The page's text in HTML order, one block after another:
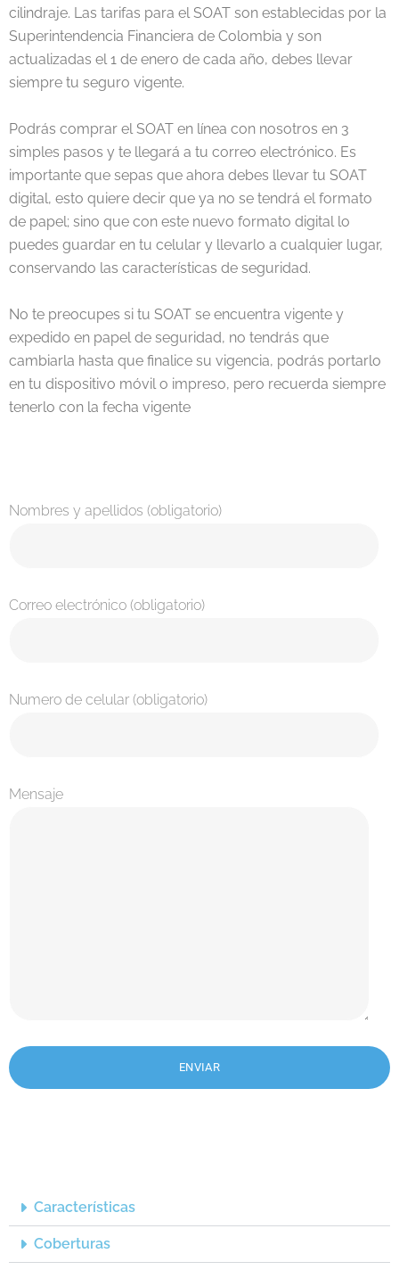
cilindraje. Las tarifas para el SOAT son establecidas por la
Superintendencia Financiera de Colombia y son
actualizadas el 1 de enero de cada año, debes llevar
siempre tu seguro vigente.
Podrás comprar el SOAT en línea con nosotros en 3
simples pasos y te llegará a tu correo electrónico. Es
importante que sepas que ahora debes llevar tu SOAT
digital, esto quiere decir que ya no se tendrá el formato
de papel; sino que con este nuevo formato digital lo
puedes guardar en tu celular y llevarlo a cualquier lugar,
conservando las características de seguridad.
No te preocupes si tu SOAT se encuentra vigente y
expedido en papel de seguridad, no tendrás que
cambiarla hasta que finalice su vigencia, podrás portarlo
en tu dispositivo móvil o impreso, pero recuerda siempre
tenerlo con la fecha vigente
Nombres y apellidos (obligatorio)
Correo electrónico (obligatorio)
Numero de celular (obligatorio)
Mensaje
Características
Coberturas